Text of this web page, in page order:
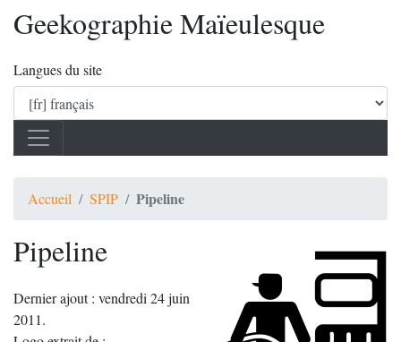
Geekographie Maïeulesque
Langues du site
Accueil SPIP Pipeline
Pipeline
Dernier ajout : vendredi 24 juin
2011.